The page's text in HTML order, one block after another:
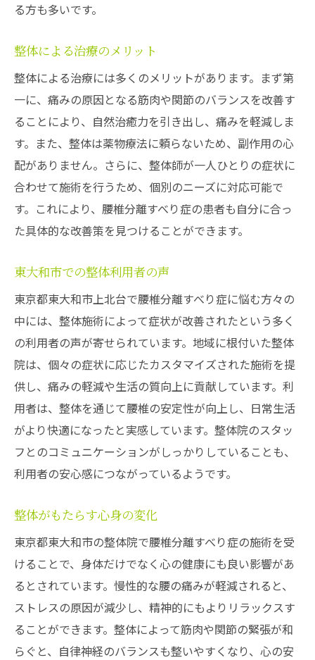
施術に用いる手技の種類
整体による筋肉の調整方法
施術後の効果を高める方法
セルフケアの提案とアドバイス
整体で慢性的な腰痛を解消するためのアプロー
チ
慢性的な痛みの原因と整体の役割
効果的な痛みの管理方法
日常生活での予防策
ストレスと痛みの相関について
施術を効果的にするための生活習慣
腰椎分離すべり症患者のための整体施術成功事
例
具体的な改善例の紹介
施術による効果の実感ポイント
成功事例から学ぶ健康維持法
常連客の声とその後の生活
腰椎分離すべり症の痛みを整体で緩和する方法
整体がもたらす痛み緩和のメカニズム
即効性のある施術テクニック
痛みを軽減するための日常的な工夫
整体施術後のサポートとアフターフォロー
る方も多いです。
整体による治療のメリット
整体による治療には多くのメリットがあります。まず第
一に、痛みの原因となる筋肉や関節のバランスを改善す
ることにより、自然治癒力を引き出し、痛みを軽減しま
す。また、整体は薬物療法に頼らないため、副作用の心
配がありません。さらに、整体師が一人ひとりの症状に
合わせて施術を行うため、個別のニーズに対応可能で
す。これにより、腰椎分離すべり症の患者も自分に合っ
た具体的な改善策を見つけることができます。
東大和市での整体利用者の声
東京都東大和市上北台で腰椎分離すべり症に悩む方々の
中には、整体施術によって症状が改善されたという多く
の利用者の声が寄せられています。地域に根付いた整体
院は、個々の症状に応じたカスタマイズされた施術を提
供し、痛みの軽減や生活の質向上に貢献しています。利
用者は、整体を通じて腰椎の安定性が向上し、日常生活
がより快適になったと実感しています。整体院のスタッ
フとのコミュニケーションがしっかりしていることも、
利用者の安心感につながっているようです。
整体がもたらす心身の変化
東京都東大和市の整体院で腰椎分離すべり症の施術を受
けることで、身体だけでなく心の健康にも良い影響があ
るとされています。慢性的な腰の痛みが軽減されると、
ストレスの原因が減少し、精神的にもよりリラックスす
ることができます。整体によって筋肉や関節の緊張が和
らぐと、自律神経のバランスも整いやすくなり、心の安